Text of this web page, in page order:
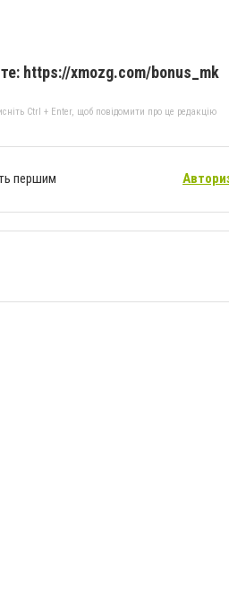
https://xmozg.com/bonus_mk
Ctrl + Enter, щоб повідомити про це редакцію
першим